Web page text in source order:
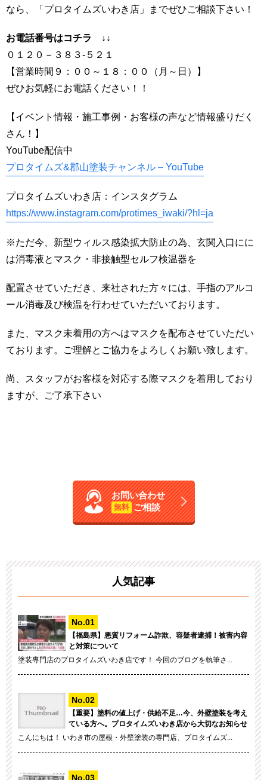
なら、「プロタイムズいわき店」までぜひご相談下さい！
お電話番号はコチラ ↓↓
０１２０－３８３-５２１
【営業時間９：００～１８：００（月～日）】
ぜひお気軽にお電話ください！！
【イベント情報・施工事例・お客様の声など情報盛りだく
さん！】
YouTube配信中
プロタイムズ&郡山塗装チャンネル – YouTube
プロタイムズいわき店：インスタグラム
https://www.instagram.com/protimes_iwaki/?hl=ja
※ただ今、新型ウィルス感染拡大防止の為、玄関入口にに
は消毒液とマスク・非接触型セルフ検温器を
配置させていただき、来社された方々には、手指のアルコ
ール消毒及び検温を行わせていただいております。
また、マスク未着用の方へはマスクを配布させていただい
ております。ご理解とご協力をよろしくお願い致します。
尚、スタッフがお客様を対応する際マスクを着用しており
ますが、ご了承下さい
お問い合わせ
無料 ご相談
人気記事
【福島県】悪質リフォーム詐欺、容疑者逮捕！被害内容
と対策について
塗装専門店のプロタイムズいわき店です！ 今回のブログを執筆さ...
【重要】塗料の値上げ・供給不足…今、外壁塗装を考え
ている方へ。プロタイムズいわき店から大切なお知らせ
こんにちは！ いわき市の屋根・外壁塗装の専門店、プロタイムズ...